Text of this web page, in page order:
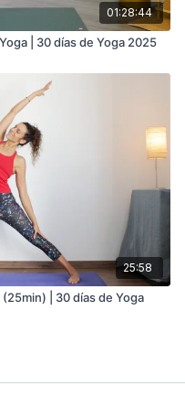
01:28:44
| 30 días de Yoga 2025
25:58
| 30 días de Yoga